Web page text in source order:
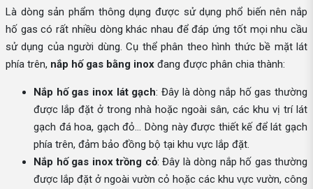
Là dòng sản phẩm thông dụng được sử dụng phổ biến nên nắp
hố gas có rất nhiều dòng khác nhau để đáp ứng tốt mọi nhu cầu
sử dụng của người dùng. Cụ thể phân theo hình thức bề mặt lát
phía trên, nắp hố gas bằng inox đang được phân chia thành:
Nắp hố gas inox lát gạch: Đây là dòng nắp hố gas thường
được lắp đặt ở trong nhà hoặc ngoài sân, các khu vị trí lát
gạch đá hoa, gạch đỏ… Dòng này được thiết kế để lát gạch
phía trên, đảm bảo đồng bộ tại khu vực lắp đặt.
Nắp hố gas inox trồng cỏ: Đây là dòng nắp hố gas thường
được lắp đặt ở ngoài vườn cỏ hoặc các khu vực vườn, công